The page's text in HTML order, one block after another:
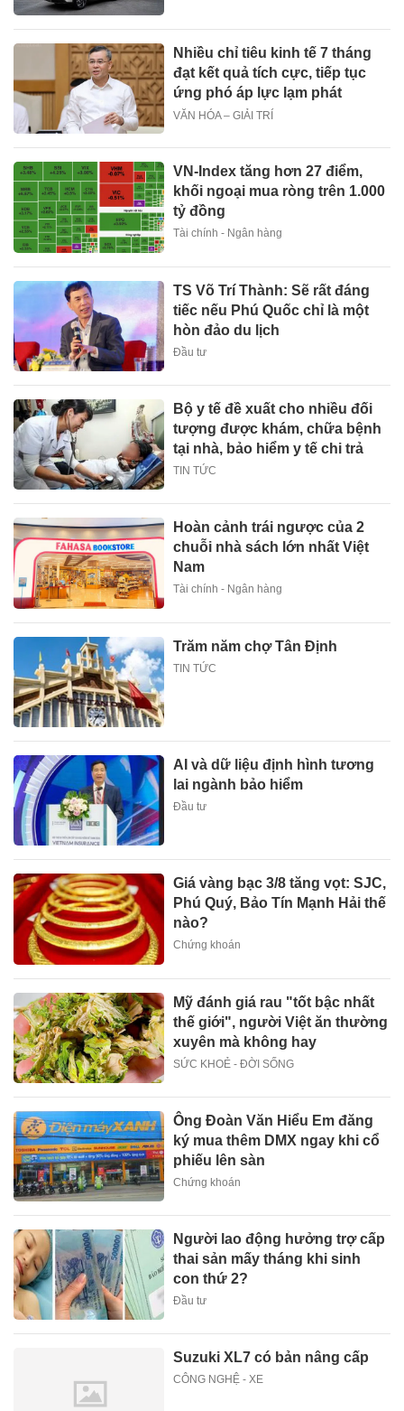
Nhiều chỉ tiêu kinh tế 7 tháng
đạt kết quả tích cực, tiếp tục
ứng phó áp lực lạm phát
VĂN HÓA – GIẢI TRÍ
VN-Index tăng hơn 27 điểm,
khối ngoại mua ròng trên 1.000
tỷ đồng
Tài chính - Ngân hàng
TS Võ Trí Thành: Sẽ rất đáng
tiếc nếu Phú Quốc chỉ là một
hòn đảo du lịch
Đầu tư
Bộ y tế đề xuất cho nhiều đối
tượng được khám, chữa bệnh
tại nhà, bảo hiểm y tế chi trả
TIN TỨC
Hoàn cảnh trái ngược của 2
chuỗi nhà sách lớn nhất Việt
Nam
Tài chính - Ngân hàng
Trăm năm chợ Tân Định
TIN TỨC
AI và dữ liệu định hình tương
lai ngành bảo hiểm
Đầu tư
Giá vàng bạc 3/8 tăng vọt: SJC,
Phú Quý, Bảo Tín Mạnh Hải thế
nào?
Chứng khoán
Mỹ đánh giá rau "tốt bậc nhất
thế giới", người Việt ăn thường
xuyên mà không hay
SỨC KHOẺ - ĐỜI SỐNG
Ông Đoàn Văn Hiểu Em đăng
ký mua thêm DMX ngay khi cổ
phiếu lên sàn
Chứng khoán
Người lao động hưởng trợ cấp
thai sản mấy tháng khi sinh
con thứ 2?
Đầu tư
Suzuki XL7 có bản nâng cấp
CÔNG NGHỆ - XE